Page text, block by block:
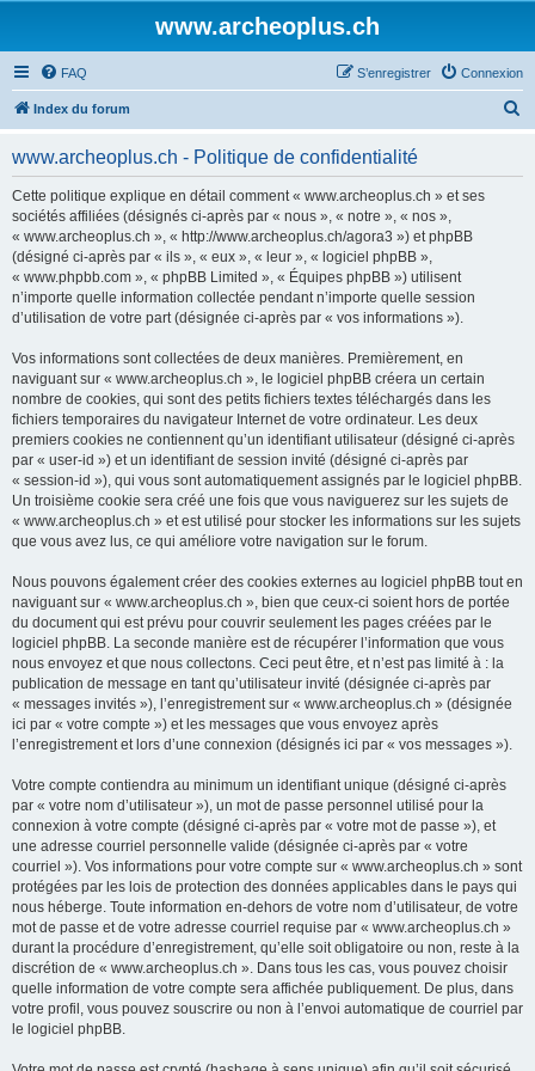
www.archeoplus.ch
FAQ Connexion
S’enregistrer
Index du forum
www.archeoplus.ch - Politique de confidentialité
Cette politique explique en détail comment « www.archeoplus.ch » et ses
sociétés affiliées (désignés ci-après par « nous », « notre », « nos »,
« www.archeoplus.ch », « http://www.archeoplus.ch/agora3 ») et phpBB
(désigné ci-après par « ils », « eux », « leur », « logiciel phpBB »,
« www.phpbb.com », « phpBB Limited », « Équipes phpBB ») utilisent
n’importe quelle information collectée pendant n’importe quelle session
d’utilisation de votre part (désignée ci-après par « vos informations »).
Vos informations sont collectées de deux manières. Premièrement, en
naviguant sur « www.archeoplus.ch », le logiciel phpBB créera un certain
nombre de cookies, qui sont des petits fichiers textes téléchargés dans les
fichiers temporaires du navigateur Internet de votre ordinateur. Les deux
premiers cookies ne contiennent qu’un identifiant utilisateur (désigné ci-après
par « user-id ») et un identifiant de session invité (désigné ci-après par
« session-id »), qui vous sont automatiquement assignés par le logiciel phpBB.
Un troisième cookie sera créé une fois que vous naviguerez sur les sujets de
« www.archeoplus.ch » et est utilisé pour stocker les informations sur les sujets
que vous avez lus, ce qui améliore votre navigation sur le forum.
Nous pouvons également créer des cookies externes au logiciel phpBB tout en
naviguant sur « www.archeoplus.ch », bien que ceux-ci soient hors de portée
du document qui est prévu pour couvrir seulement les pages créées par le
logiciel phpBB. La seconde manière est de récupérer l’information que vous
nous envoyez et que nous collectons. Ceci peut être, et n’est pas limité à : la
publication de message en tant qu’utilisateur invité (désignée ci-après par
« messages invités »), l’enregistrement sur « www.archeoplus.ch » (désignée
ici par « votre compte ») et les messages que vous envoyez après
l’enregistrement et lors d’une connexion (désignés ici par « vos messages »).
Votre compte contiendra au minimum un identifiant unique (désigné ci-après
par « votre nom d’utilisateur »), un mot de passe personnel utilisé pour la
connexion à votre compte (désigné ci-après par « votre mot de passe »), et
une adresse courriel personnelle valide (désignée ci-après par « votre
courriel »). Vos informations pour votre compte sur « www.archeoplus.ch » sont
protégées par les lois de protection des données applicables dans le pays qui
nous héberge. Toute information en-dehors de votre nom d’utilisateur, de votre
mot de passe et de votre adresse courriel requise par « www.archeoplus.ch »
durant la procédure d’enregistrement, qu’elle soit obligatoire ou non, reste à la
discrétion de « www.archeoplus.ch ». Dans tous les cas, vous pouvez choisir
quelle information de votre compte sera affichée publiquement. De plus, dans
votre profil, vous pouvez souscrire ou non à l’envoi automatique de courriel par
le logiciel phpBB.